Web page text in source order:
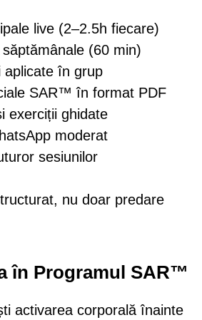
live (2–2.5h fiecare)
(60 min)
în grup
SAR™ în format PDF
exerciții ghidate
moderat
sesiunilor
nu doar predare
în Programul SAR™
activarea corporală înainte